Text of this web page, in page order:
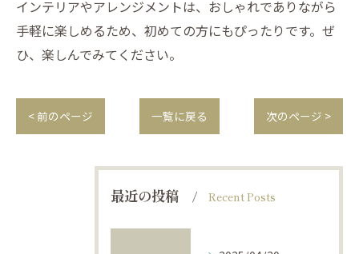
インテリアやアレンジメントは、おしゃれでありながら
手軽に楽しめるため、初めての方にもぴったりです。ぜ
ひ、楽しんでみてください。
< 前のページ 一覧に戻る 次のページ >
最近の投稿 Recent Posts